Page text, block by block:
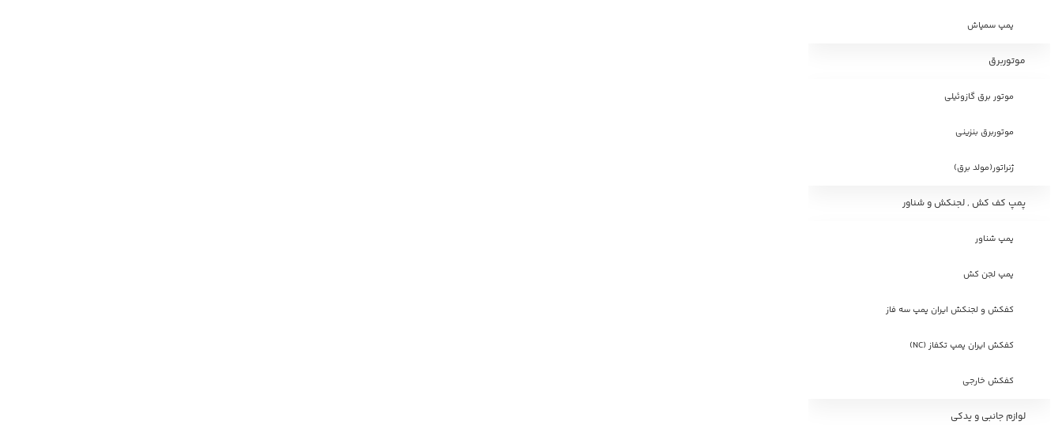
پمپ سمپاش
موتوربرق
موتور برق گازوئیلی
موتوربرق بنزینی
ژنراتور(مولد برق)
پمپ کف کش , لجنکش و شناور
پمپ شناور
پمپ لجن کش
کفکش و لجنکش ایران پمپ سه فاز
کفکش ایران پمپ تکفاز (NC)
کفکش خارجی
لوازم جانبی و یدکی